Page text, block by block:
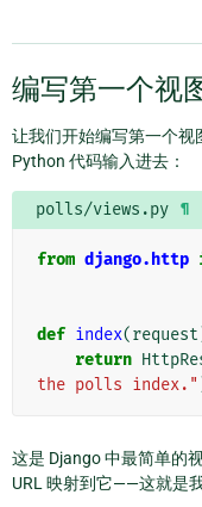
编写第一个视
让我们开始编写第一个视
Python 代码输入进去：
polls/views.py ¶
from django.http
def index(request
return
the polls index."
这是 Django 中最简单的
URL 映射到它——这就是